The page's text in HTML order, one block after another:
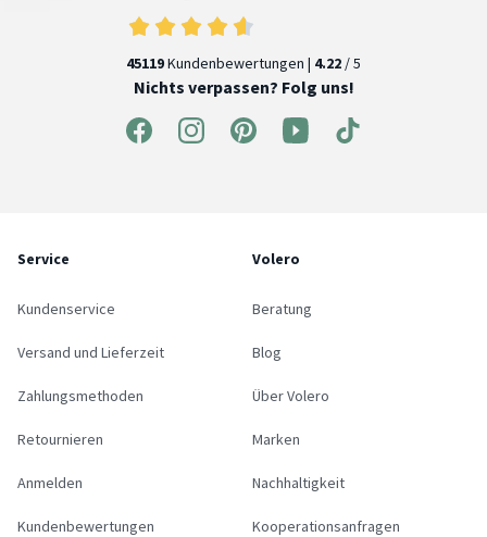
45119Kundenbewertungen | 4.22 / 5
Nichts verpassen? Folg uns!
Service
Kundenservice
Versand und Lieferzeit
Zahlungsmethoden
Retournieren
Anmelden
Kundenbewertungen
Volero
Beratung
Blog
Über Volero
Marken
Nachhaltigkeit
Kooperationsanfragen